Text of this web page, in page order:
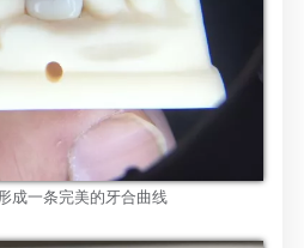
成一条完美的牙合曲线